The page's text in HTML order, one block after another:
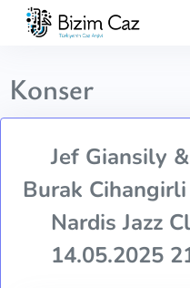
Konser
Jef Giansily &
Burak Cihangirli
Nardis Jazz
14.05.2025